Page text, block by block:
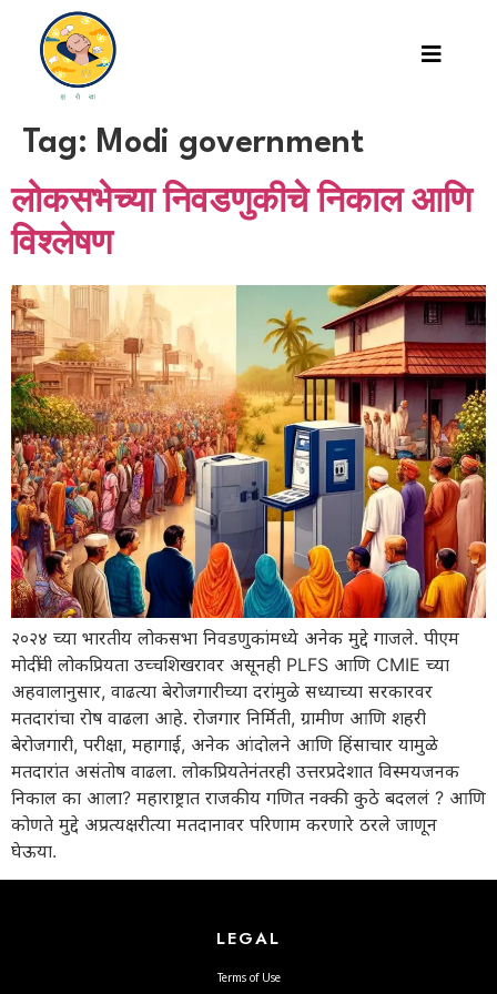
Tag: Modi government
लोकसभेच्या निवडणुकीचे निकाल आणि
विश्लेषण
२०२४ च्या भारतीय लोकसभा निवडणुकांमध्ये अनेक मुद्दे गाजले. पीएम
मोदींची लोकप्रियता उच्चशिखरावर असूनही PLFS आणि CMIE च्या
अहवालानुसार, वाढत्या बेरोजगारीच्या दरांमुळे सध्याच्या सरकारवर
मतदारांचा रोष वाढला आहे. रोजगार निर्मिती, ग्रामीण आणि शहरी
बेरोजगारी, परीक्षा, महागाई, अनेक आंदोलने आणि हिंसाचार यामुळे
मतदारांत असंतोष वाढला. लोकप्रियतेनंतरही उत्तरप्रदेशात विस्मयजनक
निकाल का आला? महाराष्ट्रात राजकीय गणित नक्की कुठे बदललं ? आणि
कोणते मुद्दे अप्रत्यक्षरीत्या मतदानावर परिणाम करणारे ठरले जाणून
घेऊया.
LEGAL
Terms of Use